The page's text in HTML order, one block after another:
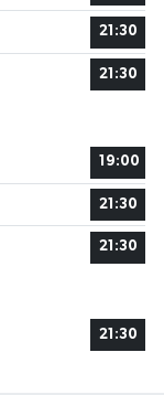
21:30
21:30
19:00
21:30
21:30
21:30